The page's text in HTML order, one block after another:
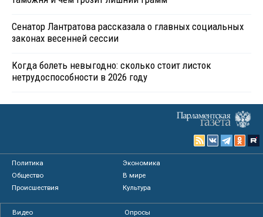
Сенатор Лантратова рассказала о главных социальных
законах весенней сессии
Когда болеть невыгодно: сколько стоит листок
нетрудоспособности в 2026 году
Политика
Экономика
Общество
В мире
Происшествия
Культура
Видео
Опросы